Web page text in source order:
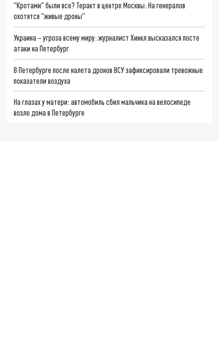
"Кротами" были все? Теракт в центре Москвы: На генералов
охотятся "живые дроны"
Украина – угроза всему миру: журналист Хинкл высказался посте
атаки на Петербург
В Петербурге после налета дронов ВСУ зафиксировали тревожные
показатели воздуха
На глазах у матери: автомобиль сбил мальчика на велосипеде
возле дома в Петербурге